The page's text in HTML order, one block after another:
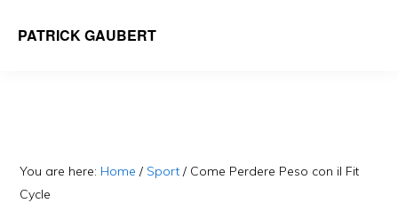
PATRICK GAUBERT
You are here: Home / Sport / Come Perdere Peso con il Fit
Cycle